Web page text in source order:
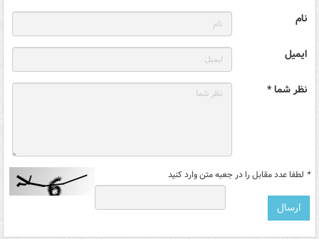
نام
ایمیل
نظر شما *
* لطفا عدد مقابل را در جعبه متن وارد کنید